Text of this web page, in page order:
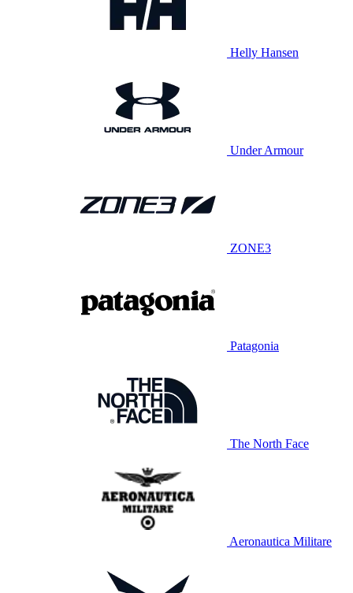
Helly Hansen
Under Armour
ZONE3
Patagonia
The North Face
Aeronautica Militare